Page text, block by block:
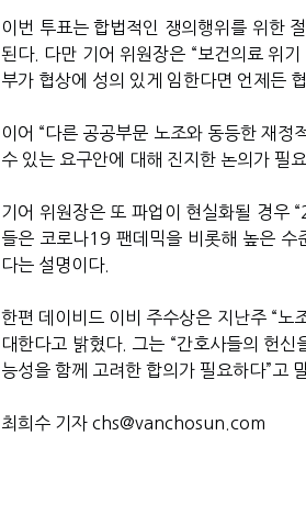
이번 투표는 합법적인 쟁의행위를 위한
된다. 다만 기어 위원장은 “보건의료 위
부가 협상에 성의 있게 임한다면 언제든
이어 “다른 공공부문 노조와 동등한 재
수 있는 요구안에 대해 진지한 논의가 필
기어 위원장은 또 파업이 현실화될 경우
들은 코로나19 팬데믹을 비롯해 높은 수
다는 설명이다.
한편 데이비드 이비 주수상은 지난주 “노
대한다고 밝혔다. 그는 “간호사들의 헌
능성을 함께 고려한 합의가 필요하다”고
최희수 기자 chs@vanchosun.com